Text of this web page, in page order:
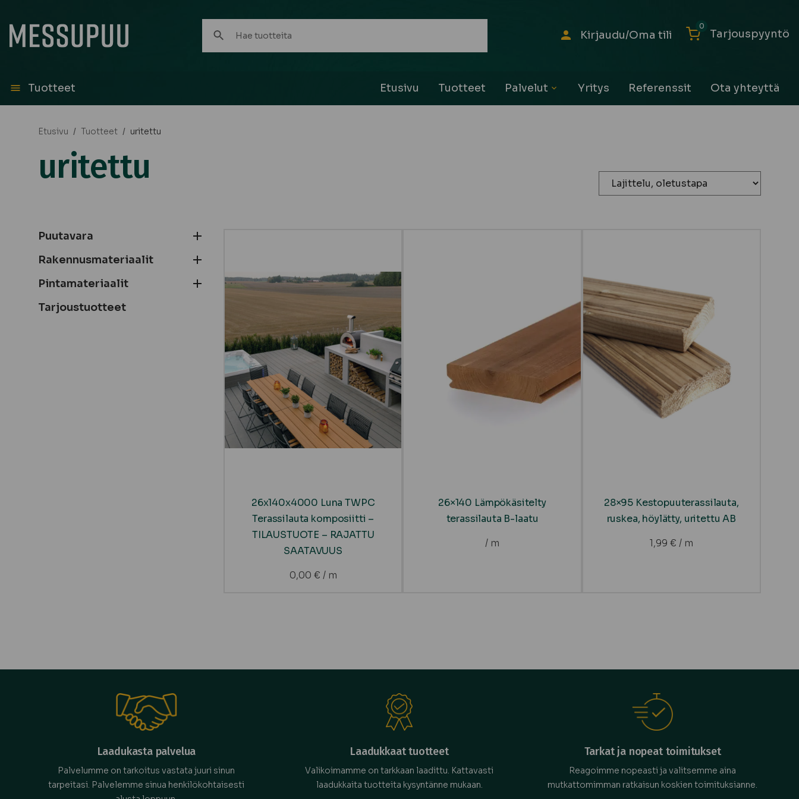
tuotteita:
Kirjaudu/Oma tili Tarjouspyyntö
0
Tuotteet Etusivu Tuotteet Palvelut Yritys Referenssit Ota yhteyttä
Etusivu / Tuotteet / uritettu
uritettu
Puutavara
Rakennusmateriaalit
Pintamateriaalit
Tarjoustuotteet
26x140x4000 Luna TWPC
Terassilauta komposiitti –
TILAUSTUOTE – RAJATTU
SAATAVUUS
0,00 € / m
26×140 Lämpökäsitelty
terassilauta B-laatu
/ m
28×95 Kestopuuterassilauta,
ruskea, höylätty, uritettu AB
1,99€ / m
Laadukasta palvelua
Palvelumme on tarkoitus vastata juuri sinun
tarpeitasi. Palvelemme sinua henkilökohtaisesti
Laadukkaat tuotteet
Valikoimamme on tarkkaan laadittu. Kattavasti
laadukkaita tuotteita kysyntänne mukaan.
Tarkat ja nopeat toimitukset
Reagoimme nopeasti ja valitsemme aina
mutkattomimman ratkaisun koskien toimituksianne.